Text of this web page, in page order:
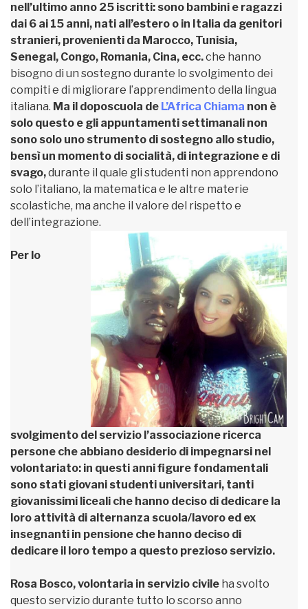
nell’ultimo anno 25 iscritti: sono bambini e ragazzi
dai 6 ai 15 anni, nati all’estero o in Italia da genitori
stranieri, provenienti da Marocco, Tunisia,
Senegal, Congo, Romania, Cina, ecc.che hanno
bisogno di un sostegno durante lo svolgimento dei
compiti e di migliorare l’apprendimento della lingua
italiana. Ma il doposcuola de L’Africa Chiama non è
solo questo e gli appuntamenti settimanali non
sono solo uno strumento di sostegno allo studio,
bensì un momento di socialità, di integrazione e di
svago,durante il quale gli studenti non apprendono
solo l’italiano, la matematica e le altre materie
scolastiche, ma anche il valore del rispetto e
dell’integrazione.
Per lo
svolgimento del servizio l’associazione ricerca
persone che abbiano desiderio di impegnarsi nel
volontariato: in questi anni figure fondamentali
sono stati giovani studenti universitari, tanti
giovanissimi liceali che hanno deciso di dedicare la
loro attività di alternanza scuola/lavoro ed ex
insegnanti in pensione che hanno deciso di
dedicare il loro tempo a questo prezioso servizio.
Rosa Bosco, volontaria in servizio civile ha svolto
questo servizio durante tutto lo scorso anno